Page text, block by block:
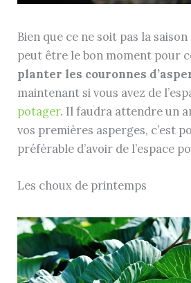
Bien que ce ne soit pas la
peut être le bon moment pour
planter les couronnes
maintenant si vous avez de
potager. Il faudra attendre un
vos premières asperges, c’est
préférable d’avoir de l’espace
Les choux de printemps